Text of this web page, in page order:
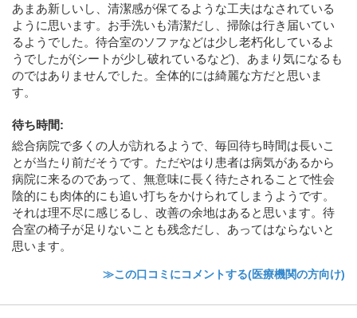
あまあ新しいし、清潔感が保てるような工夫はなされている
ように思います。お手洗いも清潔だし、掃除は行き届いてい
るようでした。待合室のソファなどは少し老朽化しているよ
うでしたが(シートが少し破れているなど)、あまり気になるも
のではありませんでした。全体的には綺麗な方だと思いま
す。
待ち時間:
総合病院で多くの人が訪れるようで、毎回待ち時間は長いこ
とが当たり前だそうです。ただやはり患者は病気があるから
病院に来るのであって、無意味に長く待たされることで性会
陰的にも肉体的にも追い打ちをかけられてしまうようです。
それは理不尽に感じるし、改善の余地はあると思います。待
合室の椅子が足りないことも残念だし、あってはならないと
思います。
≫この口コミにコメントする(医療機関の方向け)